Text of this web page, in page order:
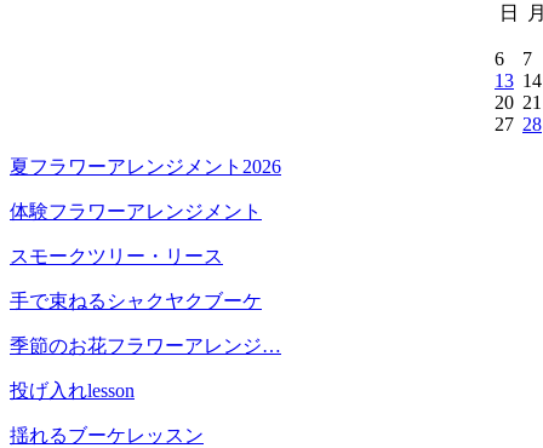
日
6
7
13 14
20 21
27 28
夏フラワーアレンジメント2026
体験フラワーアレンジメント
スモークツリー・リース
手で束ねるシャクヤクブーケ
季節のお花フラワーアレンジ…
投げ入れlesson
揺れるブーケレッスン